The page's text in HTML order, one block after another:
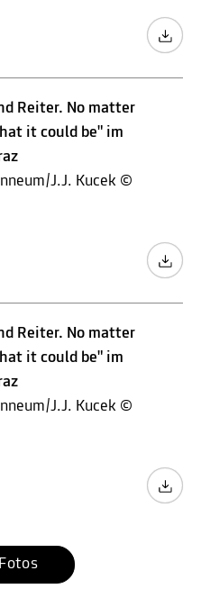
Reiter. No matter
it could be" im
J.J. Kucek ©
Reiter. No matter
it could be" im
J.J. Kucek ©